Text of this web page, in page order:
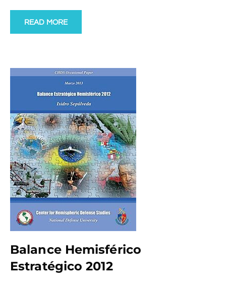
READ MORE
Balance Hemisférico
Estratégico 2012